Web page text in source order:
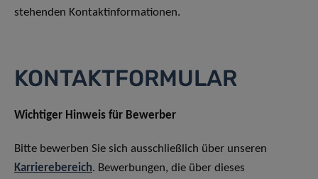
stehenden Kontaktinformationen.
KONTAKTFORMULAR
Wichtiger Hinweis für Bewerber
Bitte bewerben Sie sich ausschließlich über unseren
Karrierebereich. Bewerbungen, die über dieses